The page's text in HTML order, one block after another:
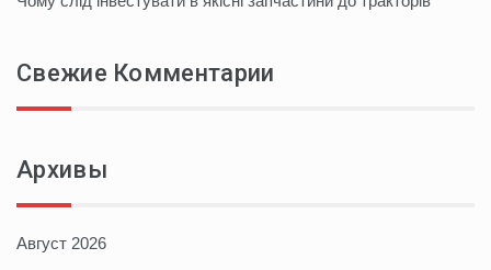
Свежие Комментарии
Архивы
Август 2026